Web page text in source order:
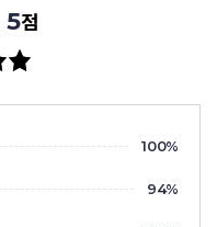
5점
100%
94%